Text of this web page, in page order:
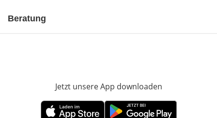
Beratung
Jetzt unsere App downloaden